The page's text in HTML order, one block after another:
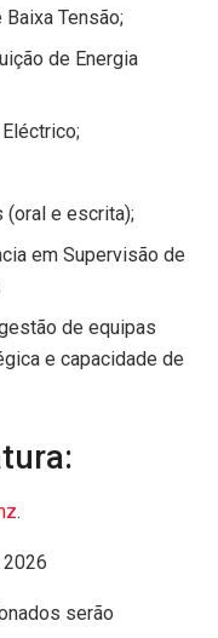
Tensão;
de Energia
(oral e escrita);
em Supervisão de
de equipas
e capacidade de
.
serão